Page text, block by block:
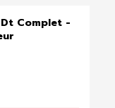
Complet -